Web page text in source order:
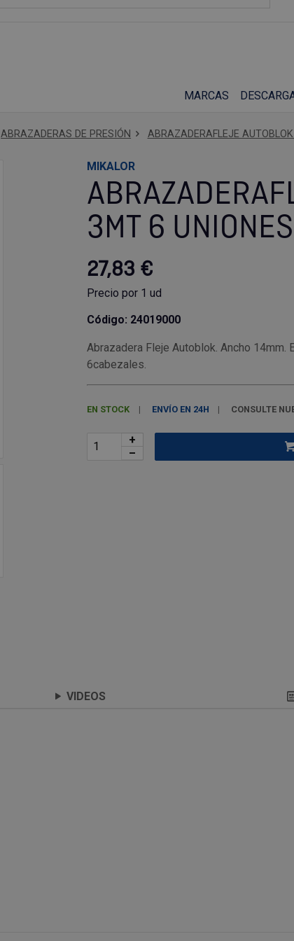
MARCAS
ABRAZADERAS DE PRESIÓN ABRAZADERAFLEJE
MIKALOR
3MT 6 UNIONES
27,83 €
Precio por 1 ud
Código: 24019000
Abrazadera Fleje Autoblok. Ancho 14mm.
6cabezales.
EN STOCK ENVÍO EN 24H CONSULTE
+
–
VIDEOS